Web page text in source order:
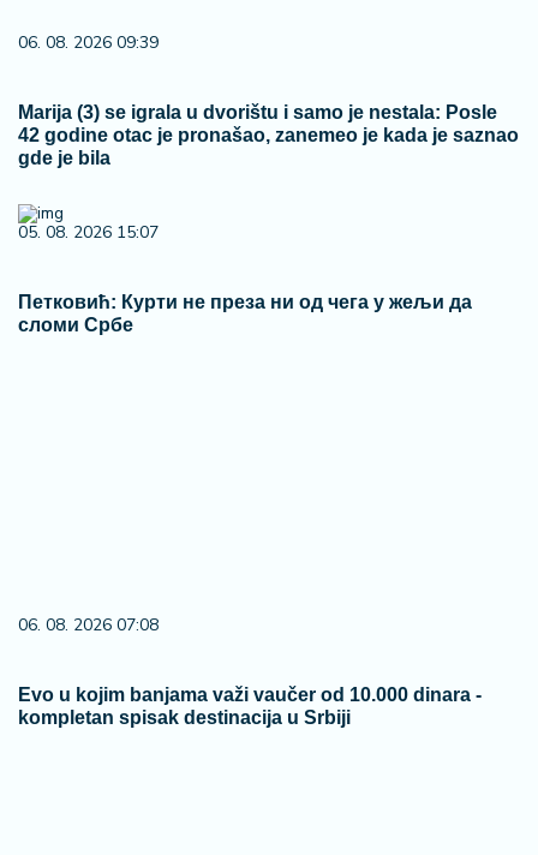
06. 08. 2026 09:39
Marija (3) se igrala u dvorištu i samo je nestala: Posle
42 godine otac je pronašao, zanemeo je kada je saznao
gde je bila
05. 08. 2026 15:07
Петковић: Курти не преза ни од чега у жељи да
сломи Србе
06. 08. 2026 07:08
Evo u kojim banjama važi vaučer od 10.000 dinara -
kompletan spisak destinacija u Srbiji